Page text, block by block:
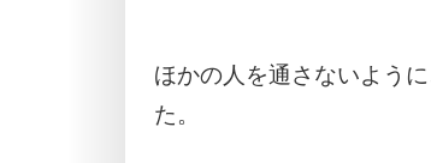
ほかの人を通さないよう
た。